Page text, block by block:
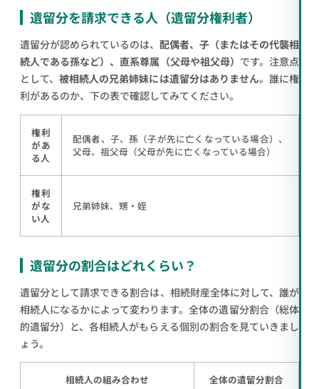
遺留分を請求できる人（遺留分権利者）
遺留分が認められているのは、 配偶者、子（またはその代襲相
続人である孫など）、直系尊属（父母や祖父母） です。注意点
として、被相続人の兄弟姉妹には遺留分はありません。誰に権
利があるのか、下の表で確認してみてください。
権利
があ
る人
配偶者、子、孫（子が先に亡くなっている場合）、
父母、祖父母（父母が先に亡くなっている場合）
権利
がな
い人
兄弟姉妹、甥・姪
遺留分の割合はどれくらい？
遺留分として請求できる割合は、相続財産全体に対して、誰が
相続人になるかによって変わります。全体の遺留分割合（総体
的遺留分）と、各相続人がもらえる個別の割合を見ていきまし
ょう。
相続人の組み合わせ 全体の遺留分割合